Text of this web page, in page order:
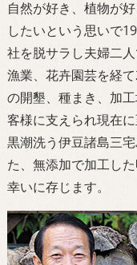
自然が好き、植物が
したいという思いで
社を脱サラし夫婦二
漁業、花卉園芸を経
の開墾、種まき、加
客様に支えられ現在に
黒潮洗う伊豆諸島三
た、無添加で加工し
幸いに存じます。